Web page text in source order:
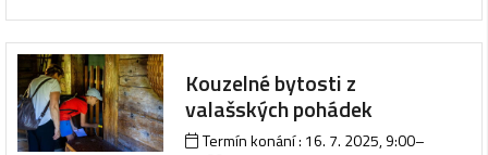
Kouzelné bytosti z
valašských pohádek
Termín konání : 16. 7. 2025, 9:00–